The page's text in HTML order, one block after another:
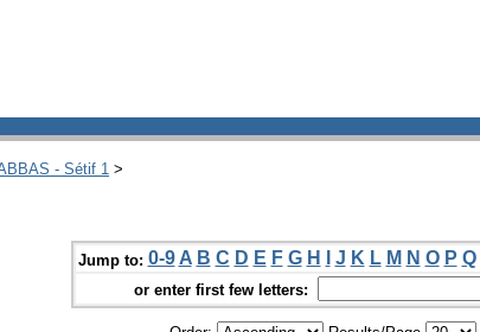
- Sétif 1 >
Jump to: 0-9 A B C D E F G H J K L M N O P Q
or enter first few letters: